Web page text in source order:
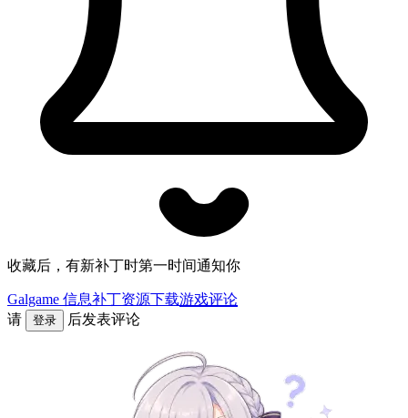
收藏后，有新补丁时第一时间通知你
Galgame 信息补丁资源下载游戏评论
请
登录 后发表评论